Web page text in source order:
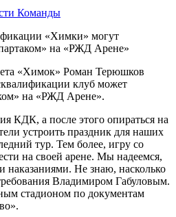
Команды
«Химок» Роман Терюшков
клуб может
на «РЖД Арене».
КДК, а после этого опираться на
устроить праздник для наших
тур. Тем более, игру со
на своей арене. Мы надеемся,
Не знаю, насколько
Владимиром Габуловым.
стадионом по документам